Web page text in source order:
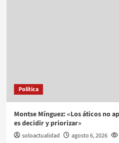
Política
Montse Mínguez: «Los áticos no
es decidir y priorizar»
soloactualidad agosto 6, 2026